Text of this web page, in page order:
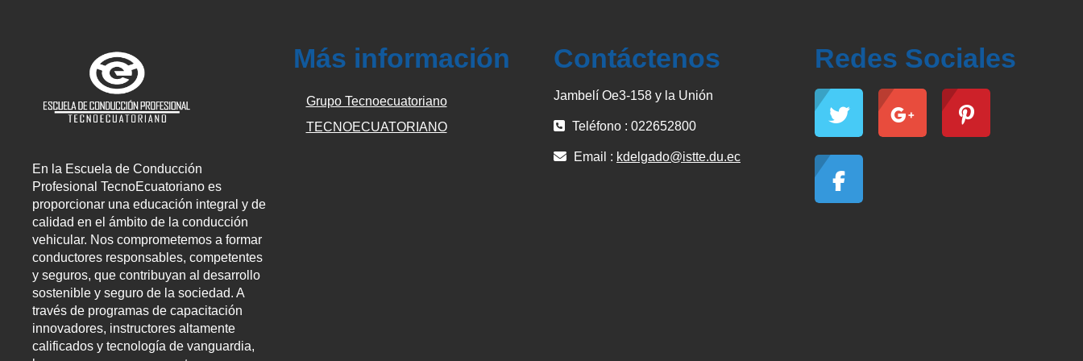
En la Escuela de Conducción
Profesional TecnoEcuatoriano es
proporcionar una educación integral y de
calidad en el ámbito de la conducción
vehicular. Nos comprometemos a formar
conductores responsables, competentes
y seguros, que contribuyan al desarrollo
sostenible y seguro de la sociedad. A
través de programas de capacitación
innovadores, instructores altamente
calificados y tecnología de vanguardia,
Más información
Grupo Tecnoecuatoriano
TECNOECUATORIANO
Contáctenos
Jambelí Oe3-158 y la Unión
Teléfono : 022652800
Email : kdelgado@istte.du.ec
Redes Sociales